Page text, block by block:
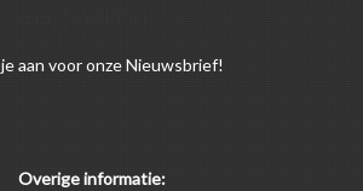
je aan voor onze Nieuwsbrief!
Overige informatie: